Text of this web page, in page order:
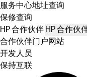
服务中心地址查询
保修查询
HP 合作伙伴 HP 合作伙
合作伙伴门户网站
开发人员
保持互联